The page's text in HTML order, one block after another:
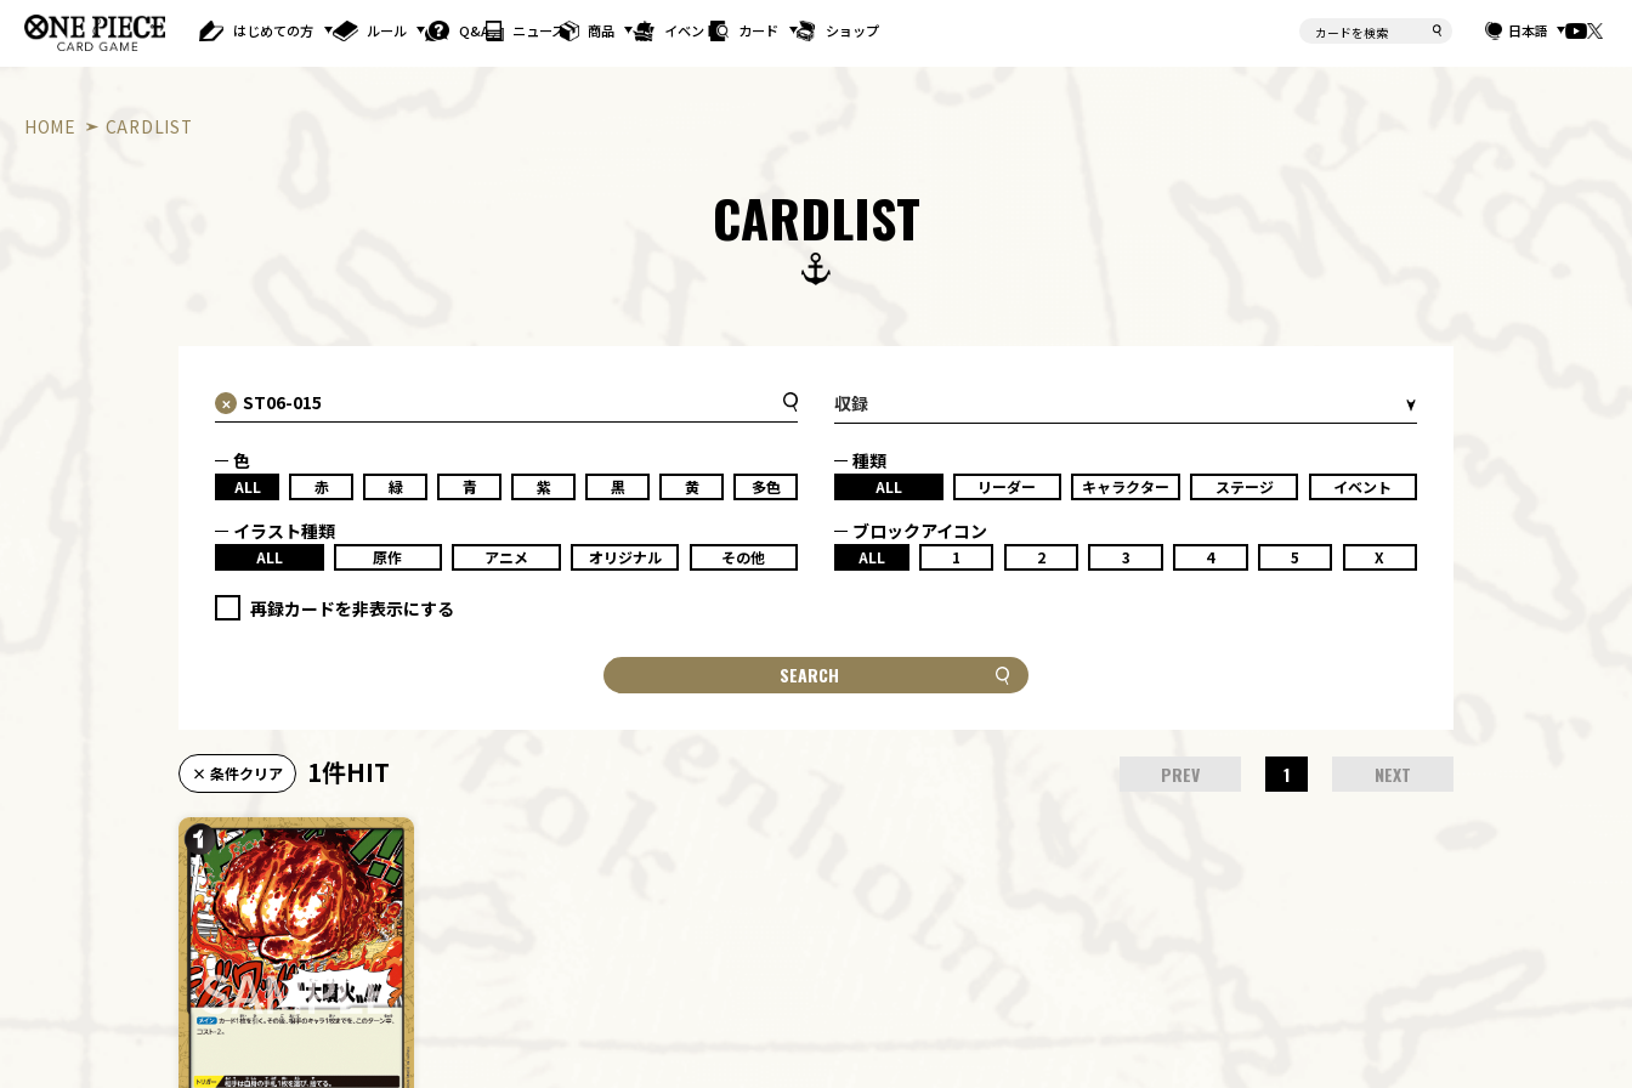
はじめての方 ルール Q&A ニュース 商品 イベント カード ショップ 日本語
HOME CARDLIST
CARDLIST
収録
色
ALL 赤 緑 青 紫 黒 黄 多色
種類
ALL リーダー キャラクター ステージ イベント
イラスト種類
ALL 原作 アニメ オリジナル その他
ブロックアイコン
ALL 1 2 3 4 5 X
再録カードを非表示にする
SEARCH
× 条件クリア 1件HIT PREV 1 NEXT